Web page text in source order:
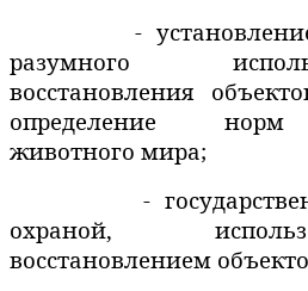
-
разумного
восстановления
определение норм
животного мира;
-
охраной,
восстановлением